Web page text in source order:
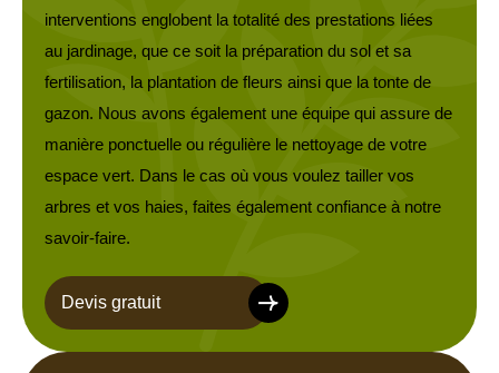
interventions englobent la totalité des prestations liées
au jardinage, que ce soit la préparation du sol et sa
fertilisation, la plantation de fleurs ainsi que la tonte de
gazon. Nous avons également une équipe qui assure de
manière ponctuelle ou régulière le nettoyage de votre
espace vert. Dans le cas où vous voulez tailler vos
arbres et vos haies, faites également confiance à notre
savoir-faire.
Devis gratuit